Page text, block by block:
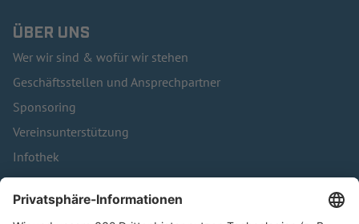
ÜBER UNS
Wer wir sind & wofür wir stehen
Geschäftsstellen und Ansprechpartner
Sponsoring
Vereinsunterstützung
Infothek
Kontakt